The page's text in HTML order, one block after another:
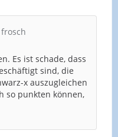
Es ist schade, dass
sind, die
x auszugleichen
so punkten können,